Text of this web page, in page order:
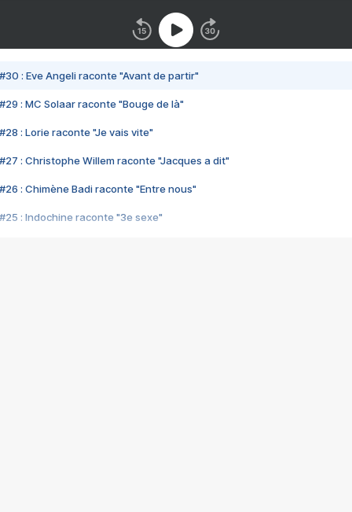
#30 : Eve Angeli raconte "Avant de partir"
#29 : MC Solaar raconte "Bouge de là"
#28 : Lorie raconte "Je vais vite"
#27 : Christophe Willem raconte "Jacques a dit"
#26 : Chimène Badi raconte "Entre nous"
#25 : Indochine raconte "3e sexe"